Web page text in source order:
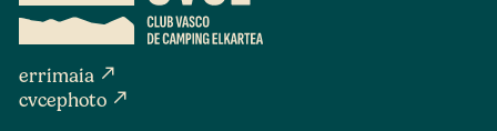
errimaia north_east
cvcephoto north_east